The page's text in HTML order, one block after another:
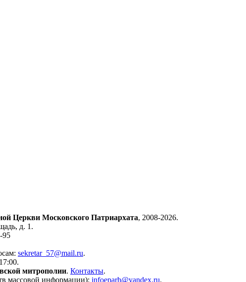
Церкви Московского Патриархата, 2008-2026.
д. 1.
95
sekretar_57@mail.ru.
митрополии. Контакты.
массовой информации): infoeparh@yandex.ru.